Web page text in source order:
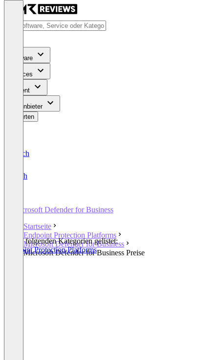
Software
Services
Content
Für Anbieter
Bewerten
Deutsch
English
Microsoft Defender for Business
Startseite
Endpoint Protection Platforms
Microsoft Defender for Business
Microsoft Defender for Business Preise
In den folgenden Kategorien gelistet:
Endpoint Protection Platforms